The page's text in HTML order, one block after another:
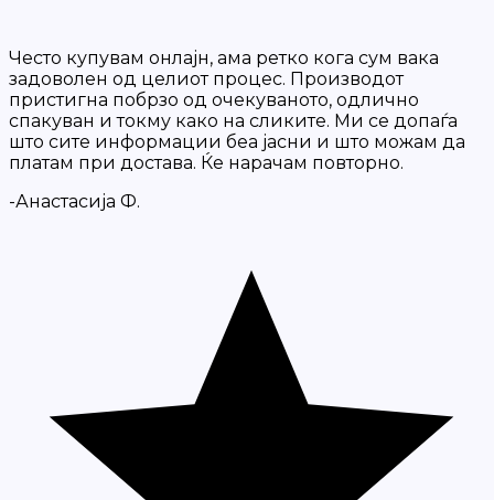
Често купувам онлајн, ама ретко кога сум вака
задоволен од целиот процес. Производот
пристигна побрзо од очекуваното, одлично
спакуван и токму како на сликите. Ми се допаѓа
што сите информации беа јасни и што можам да
платам при достава. Ќе нарачам повторно.
-Анастасија Ф.